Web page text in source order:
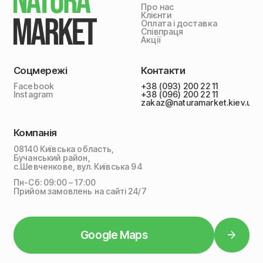
Про нас
Клієнти
Оплата і доставка
Співпраця
Акції
Соцмережі
Facebook
Instagram
Контакти
+38 (093) 200 22 11
+38 (096) 200 22 11
zakaz@naturamarket.kiev.ua
Компанія
08140 Київська область,
Бучанський район,
с.Шевченкове, вул. Київська 94
Пн-Сб: 09:00 – 17:00
Прийом замовлень на сайті 24/7
Google Maps